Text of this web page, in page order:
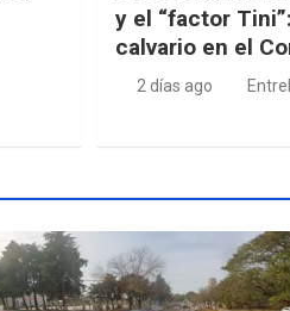
y el “factor
calvario en el
2 días ago